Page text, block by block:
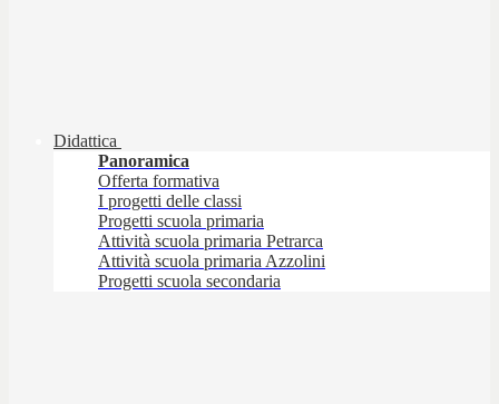
Didattica
Panoramica
Offerta formativa
I progetti delle classi
Progetti scuola primaria
Attività scuola primaria Petrarca
Attività scuola primaria Azzolini
Progetti scuola secondaria